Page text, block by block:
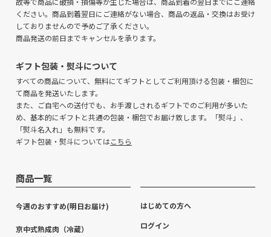
ください。商品到着翌日にご連絡がない場合、商品の返品・交換はお受け
しておりませんので予めご了承ください。
商品発送の前日までキャンセルを承ります。
ギフト包装・熨斗について
すべての商品について、無料にてギフトとしてご利用頂ける包装・梱包に
て商品を発送いたします。
また、ご自宅への送付でも、お手渡しされるギフトでのご利用が多いた
め、基本的にギフトと共通の包装・梱包でお届け致します。「熨斗」、
「熨斗名入れ」も無料です。
ギフト包装・熨斗についてはこちら
商品一覧
今週のおすすめ(明日お届け)
京中式熟成肉（冷蔵）
はじめての方へ
ログイン